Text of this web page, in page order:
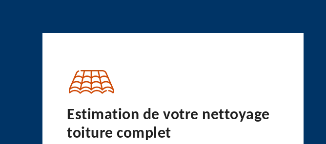
Estimation de votre nettoyage
toiture complet